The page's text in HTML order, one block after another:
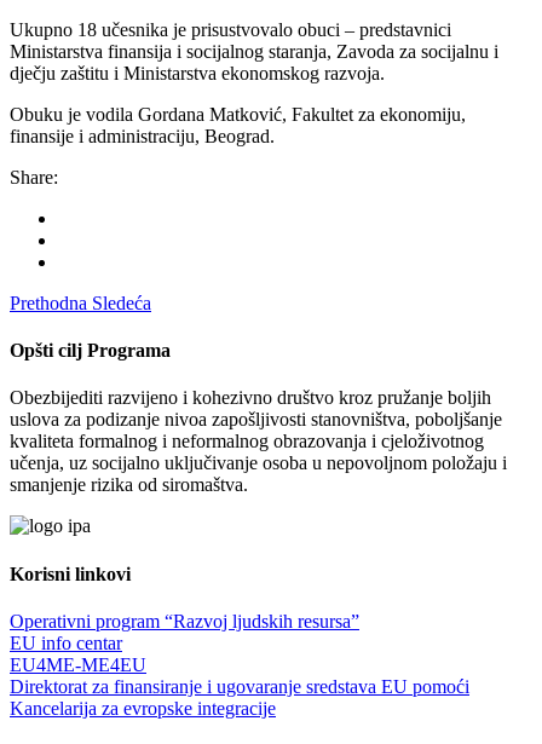
Ukupno 18 učesnika je prisustvovalo obuci – predstavnici
Ministarstva finansija i socijalnog staranja, Zavoda za socijalnu i
dječju zaštitu i Ministarstva ekonomskog razvoja.
Obuku je vodila Gordana Matković, Fakultet za ekonomiju,
finansije i administraciju, Beograd.
Share:
Prethodna Sledeća
Opšti cilj Programa
Obezbijediti razvijeno i kohezivno društvo kroz pružanje boljih
uslova za podizanje nivoa zapošljivosti stanovništva, poboljšanje
kvaliteta formalnog i neformalnog obrazovanja i cjeloživotnog
učenja, uz socijalno uključivanje osoba u nepovoljnom položaju i
smanjenje rizika od siromaštva.
Korisni linkovi
Operativni program “Razvoj ljudskih resursa”
EU info centar
EU4ME-ME4EU
Direktorat za finansiranje i ugovaranje sredstava EU pomoći
Kancelarija za evropske integracije